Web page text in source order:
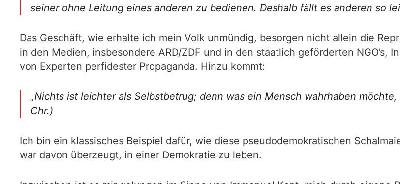
seiner ohne Leitung eines anderen zu bedienen. Deshalb fällt es anderen so
Das Geschäft, wie erhalte ich mein Volk unmündig, besorgen nicht allein die
in den Medien, insbesondere ARD/ZDF und in den staatlich geförderten NGO’s,
von Experten perfidester Propaganda. Hinzu kommt:
„Nichts ist leichter als Selbstbetrug; denn was ein Mensch wahrhaben
Chr.)
Ich bin ein klassisches Beispiel dafür, wie diese pseudodemokratischen
war davon überzeugt, in einer Demokratie zu leben.